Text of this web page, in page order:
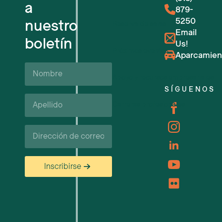
a
nuestro
boletín
Nombre
Apellido*
Correo
electrónico
Inscribirse
Próximos eventos
Carreras profesionales
879-
5250
Email
Us!
SÍGUENOS